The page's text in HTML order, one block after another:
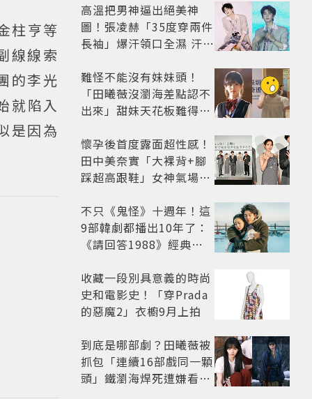
柱亨等
線線索
的李光
就陷入
是因為
高溫把男神逼出絕美神
圖！張凌赫「35度穿兩件
長袖」爆汗領口全濕 汗珠
難怪不能沒有妹妹頭！
「田曦薇沒瀏海差點認不
出來」甜妹天花板難得露
懷孕後首度露面超性感！
田中美奈實「大裸背+腳
踩超高跟鞋」女神氣場全
不只《鬼怪》十週年！這
9部韓劇都播出10年了：
《請回答1988》經典不
收藏一段別具意義的時尚
史和電影史！「穿Prada
的惡魔2」衣櫥9月上拍
到底是哪部劇？田曦薇被
抓包「連續16部戲同一顆
頭」鐵瀏海焊死遭嫌看膩